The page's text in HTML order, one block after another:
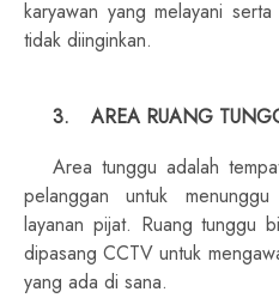
karyawan yang melayani
tidak diinginkan.
3.
AREA RUANG
Area tunggu adalah
pelanggan untuk
layanan pijat. Ruang tunggu
dipasang CCTV untuk
yang ada di sana.